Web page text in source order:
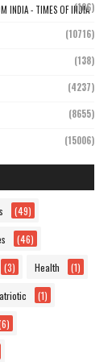
INDIA - TIMES OF INDIA
(106)
(10716)
(138)
(4237)
(8655)
(15006)
(49)
(46)
(3) Health (1)
(1)